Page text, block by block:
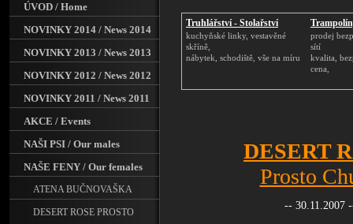
Truhlářství - Stolařství
kuchyňské linky, vestavěné
skříně,
nábytek, schodiště, vše na míru
prodej
sítí
kvalita,
cena,
DESERT
Prosto
-- 30.11.2007
ÚVOD / Home
NOVINKY 2014 / News 2014
NOVINKY 2013 / News 2013
NOVINKY 2012 / News 2012
NOVINKY 2011 / News 2011
AKCE / Events
NAŠI PSI / Our males
NAŠE FENY / Our females
ATENA BUČNOVAŠKA
DESERT ROSE PROSTO